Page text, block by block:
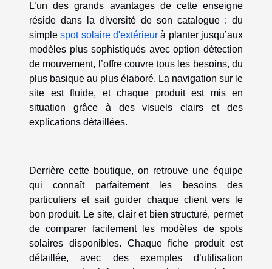
L’un des grands avantages de cette enseigne
réside dans la diversité de son catalogue : du
simplespot solaire d'extérieur à planter jusqu’aux
modèles plus sophistiqués avec option détection
de mouvement, l’offre couvre tous les besoins, du
plus basique au plus élaboré. La navigation sur le
site est fluide, et chaque produit est mis en
situation grâce à des visuels clairs et des
explications détaillées.
Derrière cette boutique, on retrouve une équipe
qui connaît parfaitement les besoins des
particuliers et sait guider chaque client vers le
bon produit. Le site, clair et bien structuré, permet
de comparer facilement les modèles de spots
solaires disponibles. Chaque fiche produit est
détaillée, avec des exemples d’utilisation